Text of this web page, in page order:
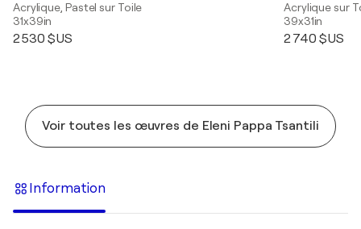
Acrylique, Pastel sur Toile
31x39in
2 530 $US
Acrylique sur
39x31in
2 740 $US
Voir toutes les œuvres de Eleni Pappa Tsantili
Information